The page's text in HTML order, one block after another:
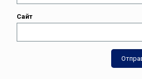
Сайт